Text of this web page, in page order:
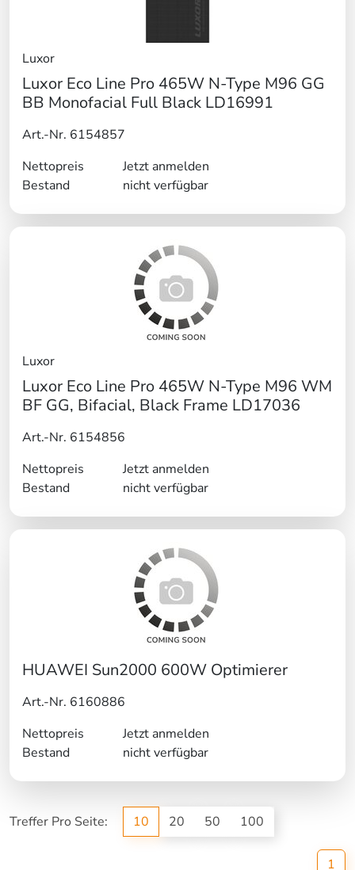
Luxor
Luxor Eco Line Pro 465W N-Type M96 GG
BB Monofacial Full Black LD16991
Art.-Nr. 6154857
Nettopreis
Jetzt anmelden
Bestand
nicht verfügbar
Luxor
Luxor Eco Line Pro 465W N-Type M96 WM
BF GG, Bifacial, Black Frame LD17036
Art.-Nr. 6154856
Nettopreis
Jetzt anmelden
Bestand
nicht verfügbar
HUAWEI Sun2000 600W Optimierer
Art.-Nr. 6160886
Nettopreis
Jetzt anmelden
Bestand
nicht verfügbar
Treffer Pro Seite: 10 20 50 100
1